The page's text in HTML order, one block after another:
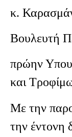
κ.
Βουλευτή
πρώην
και
Με την
την έντονη